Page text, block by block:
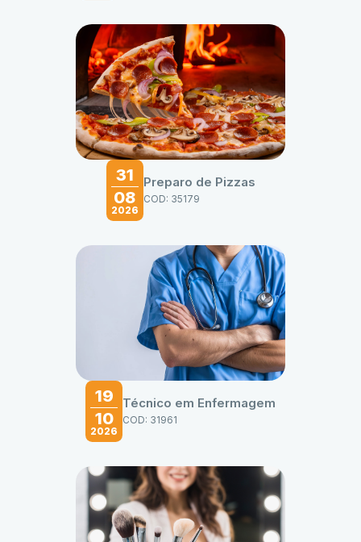
31
08
2026
Preparo de Pizzas
COD: 35179
19
10
2026
Técnico em Enfermagem
COD: 31961